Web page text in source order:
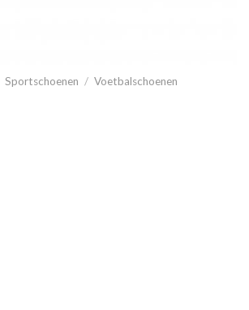
Sportschoenen / Voetbalschoenen